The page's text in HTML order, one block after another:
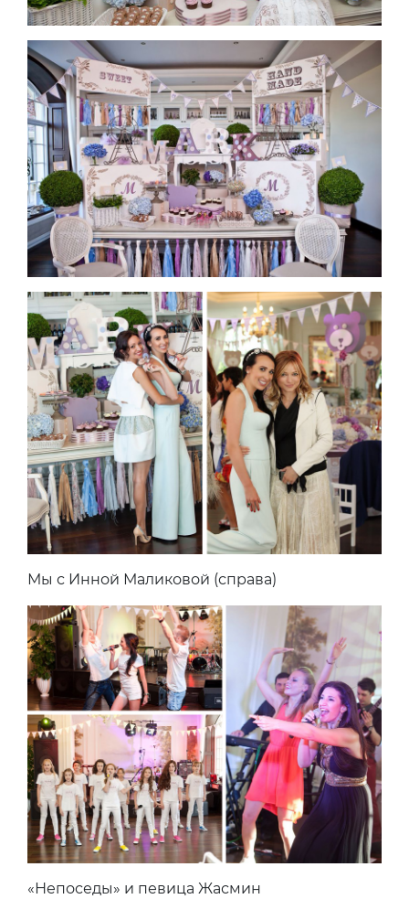
Мы с Инной Маликовой (справа)
«Непоседы» и певица Жасмин